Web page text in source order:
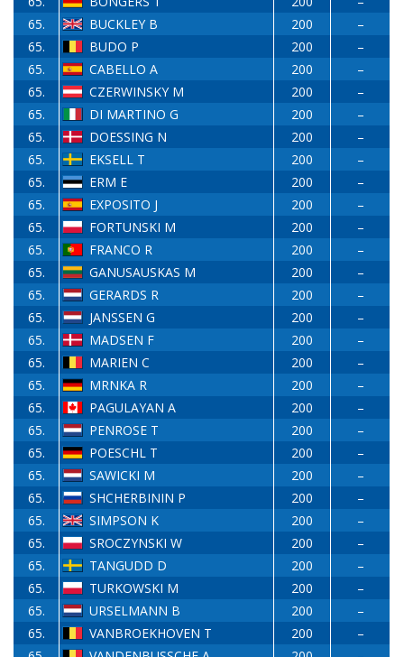
65.
BUCKLEY B 200
–
65.
BUDO P 200
–
65.
CABELLO A 200
–
65.
CZERWINSKY M 200
–
65.
DI MARTINO G 200
–
65.
DOESSING N 200
–
65.
EKSELL T 200
–
65.
ERM E 200
–
65.
EXPOSITO J 200
–
65.
FORTUNSKI M 200
–
65.
FRANCO R 200
–
65.
GANUSAUSKAS M 200
–
65.
GERARDS R 200
–
65.
JANSSEN G 200
–
65.
MADSEN F 200
–
65.
MARIEN C 200
–
65.
MRNKA R 200
–
65.
PAGULAYAN A 200
–
65.
PENROSE T 200
–
65.
POESCHL T 200
–
65.
SAWICKI M 200
–
65.
SHCHERBININ P 200
–
65.
SIMPSON K 200
–
65.
SROCZYNSKI W 200
–
65.
TANGUDD D 200
–
65.
TURKOWSKI M 200
–
65.
URSELMANN B 200
–
65.
VANBROEKHOVEN T 200
–